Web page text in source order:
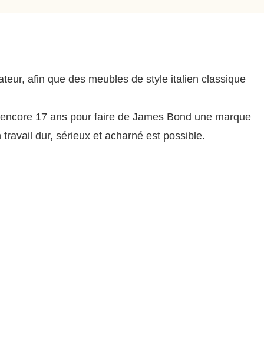
afin que des meubles de style italien classique
17 ans pour faire de James Bond une marque
dur, sérieux et acharné est possible.